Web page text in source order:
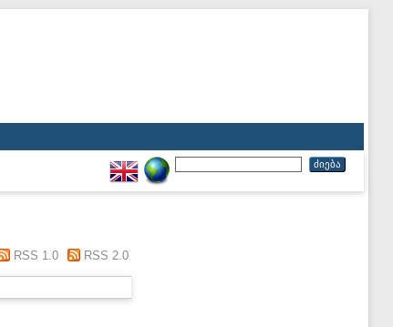
RSS 1.0 RSS 2.0